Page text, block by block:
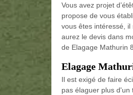
Vous avez projet
propose de vous
vous êtes intéressé,
aurez le devis dans
de Elagage Mathurin
Elagage
Il est exigé de faire
pas élaguer plus d'un